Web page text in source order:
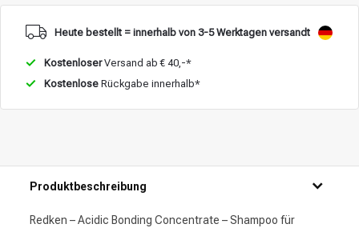
Heute bestellt = innerhalb von 3-5 Werktagen versandt
KostenloserVersand ab € 40,-*
Kostenlose Rückgabe innerhalb*
Produktbeschreibung
Redken – Acidic Bonding Concentrate – Shampoo für